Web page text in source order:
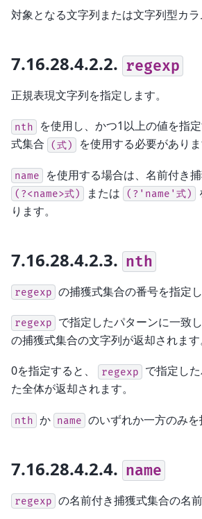
対象となる文字列または文字列型カラ
7.16.28.4.2.2. regexp
正規表現文字列を指定します。
nth
を使用し、かつ1以上の値を指
式集合
(式) を使用する必要がありま
name を使用する場合は、名前付き
(?<name>式) または (?'name'式)
ります。
7.16.28.4.2.3. nth
regexp の捕獲式集合の番号を指定し
regexp で指定したパターンに一致
の捕獲式集合の文字列が返却されます
0を指定すると、 regexp
で指定し
た全体が返却されます。
nth か name のいずれか一方のみを
7.16.28.4.2.4. name
regexp の名前付き捕獲式集合の名前